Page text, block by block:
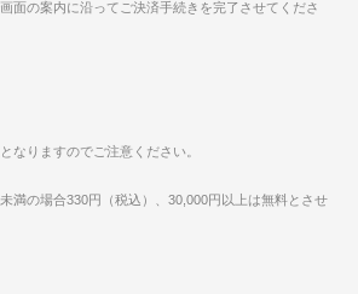
面の案内に沿ってご決済手続きを完了させてくださ
なりますのでご注意ください。
満の場合330円（税込）、30,000円以上は無料とさせ